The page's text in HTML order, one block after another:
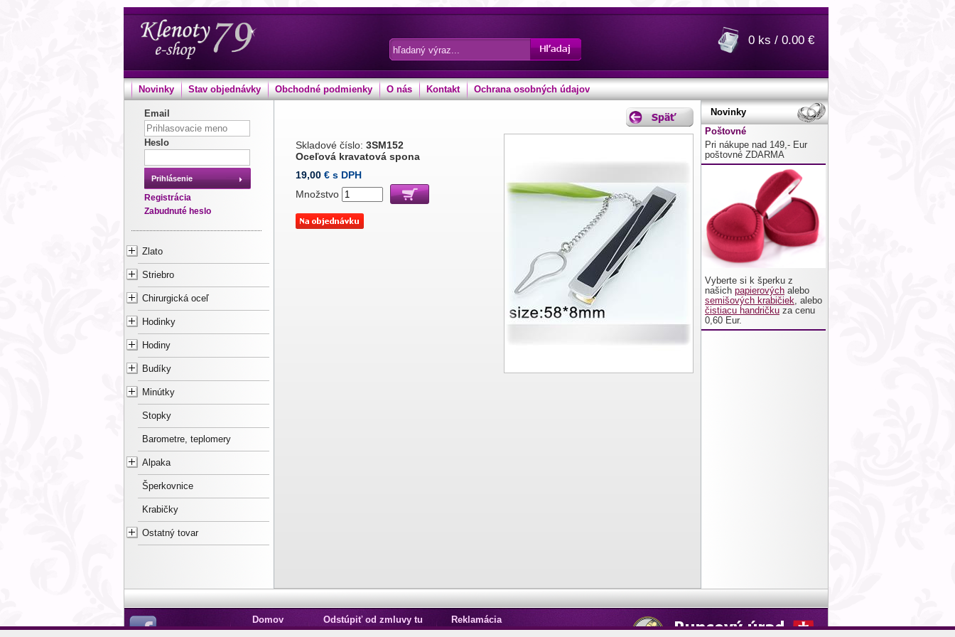
0 ks / 0.00 €
Novinky Stav objednávky Obchodné podmienky O nás Kontakt Ochrana osobných údajov
Email
Heslo
Prihlásenie
Registrácia
Zabudnuté heslo
Zlato
Striebro
Chirurgická oceľ
Hodinky
Hodiny
Budíky
Minútky
Stopky
Barometre, teplomery
Alpaka
Šperkovnice
Krabičky
Ostatný tovar
Skladové číslo: 3SM152
Oceľová kravatová spona
19,00 € s DPH
Množstvo
Novinky
Poštovné
Pri nákupe nad 149,- Eur
poštovné ZDARMA
Vyberte si k šperku z
našich papierových alebo
semišových krabičiek, alebo
čistiacu handričku za cenu
0,60 Eur.
Domov
Odstúpiť od zmluvy tu
Reklamácia